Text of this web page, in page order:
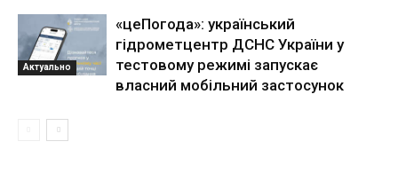
Актуально
«цеПогода»: український
гідрометцентр ДСНС України у
тестовому режимі запускає
власний мобільний застосунок